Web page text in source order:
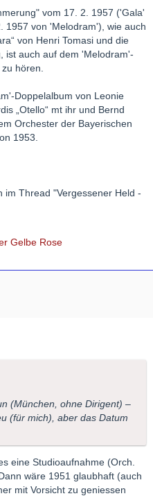
vom 17. 2. 1957 ('Gala'
1957 von 'Melodram'), wie auch
von Henri Tomasi und die
ist auch auf dem 'Melodram'-
hören.
Doppelalbum von Leonie
„Otello“ mt ihr und Bernd
Orchester der Bayerischen
1953.
im Thread "Vergessener Held -
(München, ohne Dirigent) –
(für mich), aber das Datum
eine Studioaufnahme (Orch.
wäre 1951 glaubhaft (auch
mit Vorsicht zu geniessen